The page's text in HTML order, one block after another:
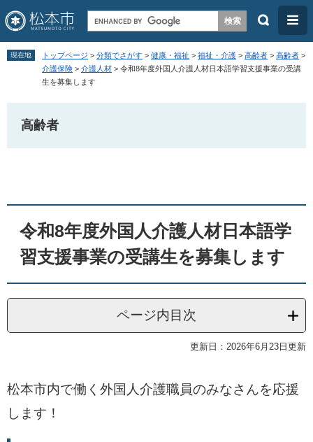
ペ
頭
。
メ
飛
て
検
メ
ニ
ュ
ー
現在地 トップページ > 分類でさがす > 健康・福祉 > 福祉・介護 > 高齢者 > 高齢者 >
介護保険 > 介護人材 > 令和8年度外国人介護人材日本語学習支援事業の受講
生を募集します
高齢者
令和8年度外国人介護人材日本語学
習支援事業の受講生を募集します
ページ内目次
更新日：2026年6月23日更新
松本市内で働く外国人介護職員のみなさんを応援
します！